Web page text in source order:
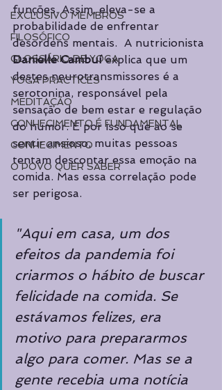
EXCLUSIVO MEMBROS
FILOSÓFICO
GLOSSÁRIO DE YOGA
YOGA PRACTICES
MEDITAÇÃO
CONHECIMENTO É FUNDAMENTAL
CONHECIMENTO
O POVO QUER SABER
funções. Assim, eleva-se a
probabilidade de enfrentar
desordens mentais.  A nutricionista
Danielle Cambuí explica que um
destes neurotransmissores é a
serotonina, responsável pela
sensação de bem estar e regulação
do humor. É por isso que ao se
sentir ansioso, muitas pessoas
tentam descontar essa emoção na
comida. Mas essa correlação pode
ser perigosa.
"Aqui em casa, um dos
efeitos da pandemia foi
criarmos o hábito de buscar
felicidade na comida. Se
estávamos felizes, era
motivo para prepararmos
algo para comer. Mas se a
gente recebia uma notícia